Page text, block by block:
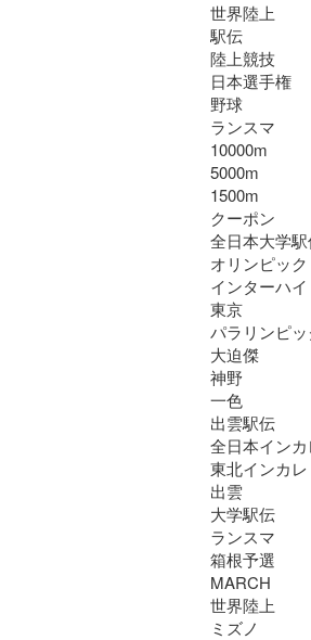
世界陸上
駅伝
陸上競技
日本選手権
野球
ランスマ
10000m
5000m
1500m
クーポン
全日本大学
オリンピック
インターハイ
東京
パラリンピッ
大迫傑
神野
一色
出雲駅伝
全日本インカ
東北インカレ
出雲
大学駅伝
ランスマ
箱根予選
MARCH
世界陸上
ミズノ